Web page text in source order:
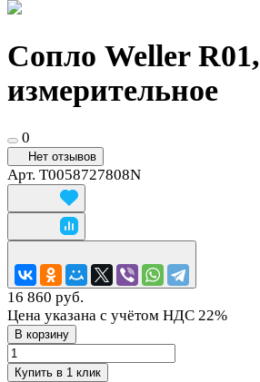
Сопло Weller R01,
измерительное
0
Нет отзывов
Арт. T0058727808N
16 860 руб.
Цена указана с учётом НДС 22%
В корзину
Купить в 1 клик